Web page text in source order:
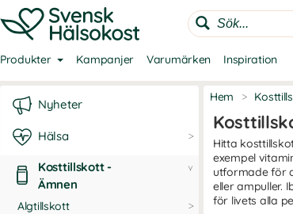
Produkter Kampanjer Varumärken Inspiration
Nyheter
Hälsa
Kosttillskott -
Ämnen
Algtillskott
Hem >
Hitta
exempel
utformade för
eller ampuller.
för livets alla